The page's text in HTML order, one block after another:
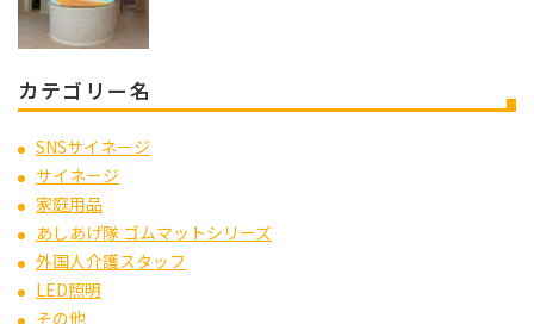
カテゴリー名
SNSサイネージ
サイネージ
家庭用品
あしあげ隊 ゴムマットシリーズ
外国人介護スタッフ
LED照明
その他